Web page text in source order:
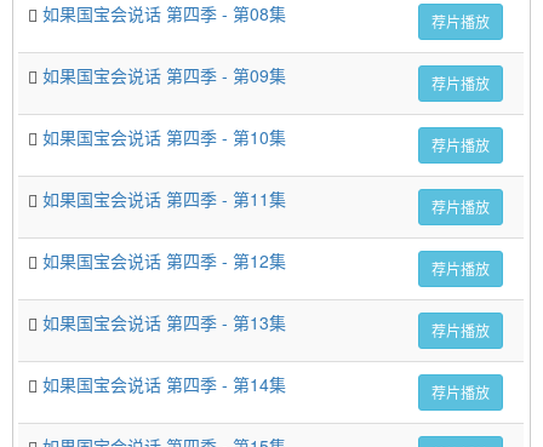
如果国宝会说话 第四季 - 第08集 荐片播放
如果国宝会说话 第四季 - 第09集 荐片播放
如果国宝会说话 第四季 - 第10集 荐片播放
如果国宝会说话 第四季 - 第11集 荐片播放
如果国宝会说话 第四季 - 第12集 荐片播放
如果国宝会说话 第四季 - 第13集 荐片播放
如果国宝会说话 第四季 - 第14集 荐片播放